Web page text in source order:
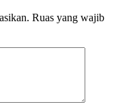
Ruas yang wajib